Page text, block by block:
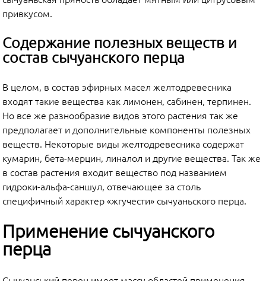
привкусом.
Содержание полезных веществ и
состав сычуанского перца
В целом, в состав эфирных масел желтодревесника
входят такие вещества как лимонен, сабинен, терпинен.
Но все же разнообразие видов этого растения так же
предполагает и дополнительные компоненты полезных
веществ. Некоторые виды желтодревесника содержат
кумарин, бета-мерцин, линалол и другие вещества. Так же
в состав растения входит вещество под названием
гидроки-альфа-саншул, отвечающее за столь
специфичный характер «жгучести» сычуаньского перца.
Применение сычуанского
перца